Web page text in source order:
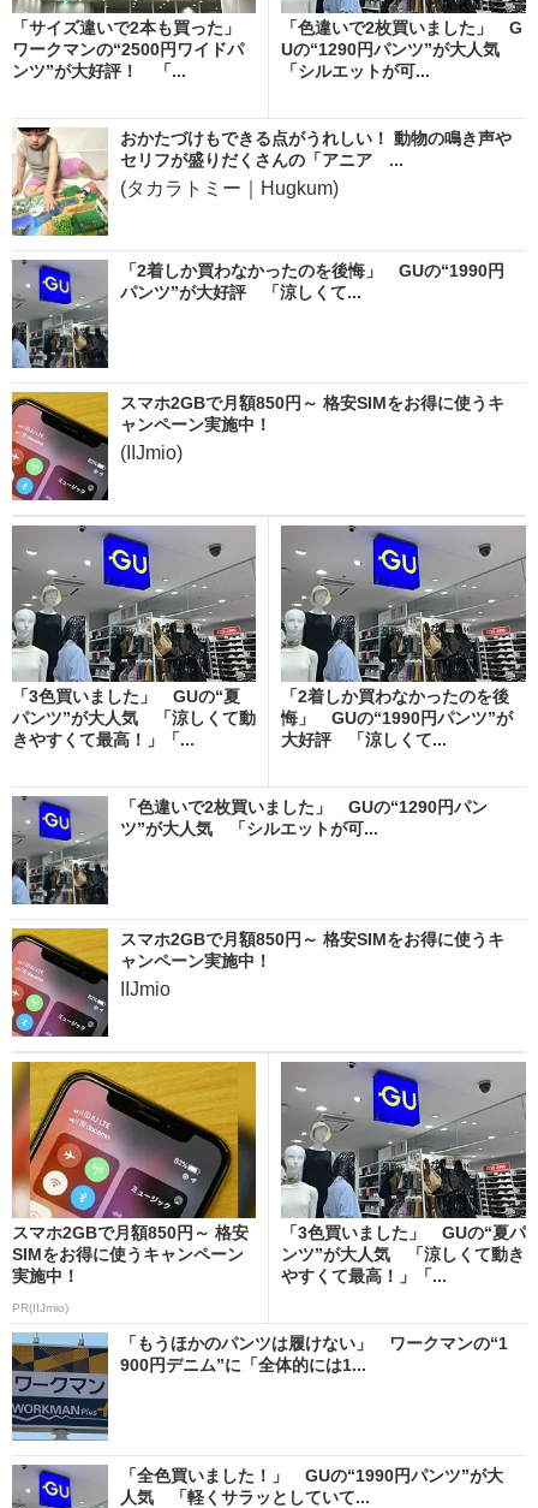
「サイズ違いで2本も買った」
ワークマンの“2500円ワイドパ
ンツ”が大好評！ 「...
「色違いで2枚買いました」 G
Uの“1290円パンツ”が大人気
「シルエットが可...
おかたづけもできる点がうれしい！ 動物の鳴き声や
セリフが盛りだくさんの「アニア ...
(タカラトミー｜Hugkum)
「2着しか買わなかったのを後悔」 GUの“1990円
パンツ”が大好評 「涼しくて...
スマホ2GBで月額850円～ 格安SIMをお得に使うキ
ャンペーン実施中！
(IIJmio)
「3色買いました」 GUの“夏
パンツ”が大人気 「涼しくて動
きやすくて最高！」「...
「2着しか買わなかったのを後
悔」 GUの“1990円パンツ”が
大好評 「涼しくて...
「色違いで2枚買いました」 GUの“1290円パン
ツ”が大人気 「シルエットが可...
スマホ2GBで月額850円～ 格安SIMをお得に使うキ
ャンペーン実施中！
IIJmio
スマホ2GBで月額850円～ 格安
SIMをお得に使うキャンペーン
実施中！
PR(IIJmio)
「3色買いました」 GUの“夏パ
ンツ”が大人気 「涼しくて動き
やすくて最高！」「...
「もうほかのパンツは履けない」 ワークマンの“1
900円デニム”に「全体的には1...
「全色買いました！」 GUの“1990円パンツ”が大
人気 「軽くサラッとしていて...